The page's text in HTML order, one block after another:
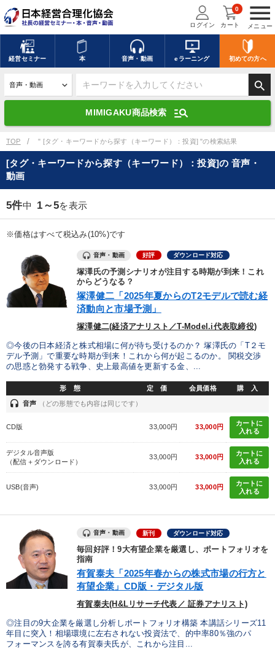
menu
メニュー
ログイン カート
0
経営セミナー 本 音声・動画 eラーニング 初めての方へ
search
MIMIGAKU商品検索 manage_search
キーワードを入力して探す
デジタル版対応のみ検索結果に表示する
search 上記の条件で検索
mic 講演収録物を探す
全国経営者セミナー講演収録物（全1315タイトル）からお探しいただけ
ます
優秀各社の智恵と戦略 事業家のロマンと経営
若手異才経営者の発想 専門家のアドバイス
テーマ
数字・税務・決算書 経済・景気・相場予測
【2月】音声・映像
オーナー社長の「現場力の経営」＋現場の「儲ける力」をさらに
高める教材２選
井上和弘の財務力UP 音声と動画で学ぶ
業種
製造業 卸売・小売・飲食業
IT・サービス・金融業 コンサルタント 専門家
キーワード
TOP " [タグ・キーワードから探す（キーワード）：投資] "の検索結果
[タグ・キーワードから探す（キーワード）：投資]の 音声・
動画
5件中 1～5を表示
※価格はすべて税込み(10%)です
音声・動画 好評 ダウンロード対応
塚澤氏の予測シナリオが注目する時期が到来！これ
からどうなる？
塚澤健二「2025年夏からのT2モデルで読む経
済動向と市場予測」
塚澤健二(経済アナリスト／T-Model.i代表取締役)
◎今後の日本経済と株式相場に何が待ち受けるのか？ 塚澤氏の「T２モ
デル予測」で重要な時期が到来！これから何が起こるのか。 関税交渉
の思惑と勃発する戦争、史上最高値を更新する金、...
形 態 定 価 会員価格 購 入
headset 音声 （どの形態でも内容は同じです）
CD版 33,000円 33,000円
カートに
入れる
デジタル音声版
（配信＋ダウンロード）
33,000円 33,000円
カートに
入れる
USB(音声) 33,000円 33,000円
カートに
入れる
音声・動画 新刊 ダウンロード対応
毎回好評！9大有望企業を厳選し、ポートフォリオを
指南
有賀泰夫「2025年春からの株式市場の行方と
有望企業」CD版・デジタル版
有賀泰夫(H&Lリサーチ代表／ 証券アナリスト)
◎注目の9大企業を厳選し分析しポートフォリオ構築 本講話シリーズ11
年目に突入！相場環境に左右されない投資法で、的中率80％強のパ
フォーマンスを誇る有賀泰夫氏が、これから注目...